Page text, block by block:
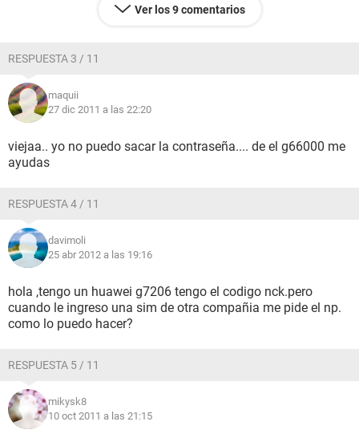
Ver los 9 comentarios
RESPUESTA 3 / 11
maquii
27 dic 2011 a las 22:20
viejaa.. yo no puedo sacar la contraseña.... de el g66000 me
ayudas
RESPUESTA 4 / 11
davimoli
25 abr 2012 a las 19:16
hola ,tengo un huawei g7206 tengo el codigo nck.pero
cuando le ingreso una sim de otra compañia me pide el np.
como lo puedo hacer?
RESPUESTA 5 / 11
mikysk8
10 oct 2011 a las 21:15